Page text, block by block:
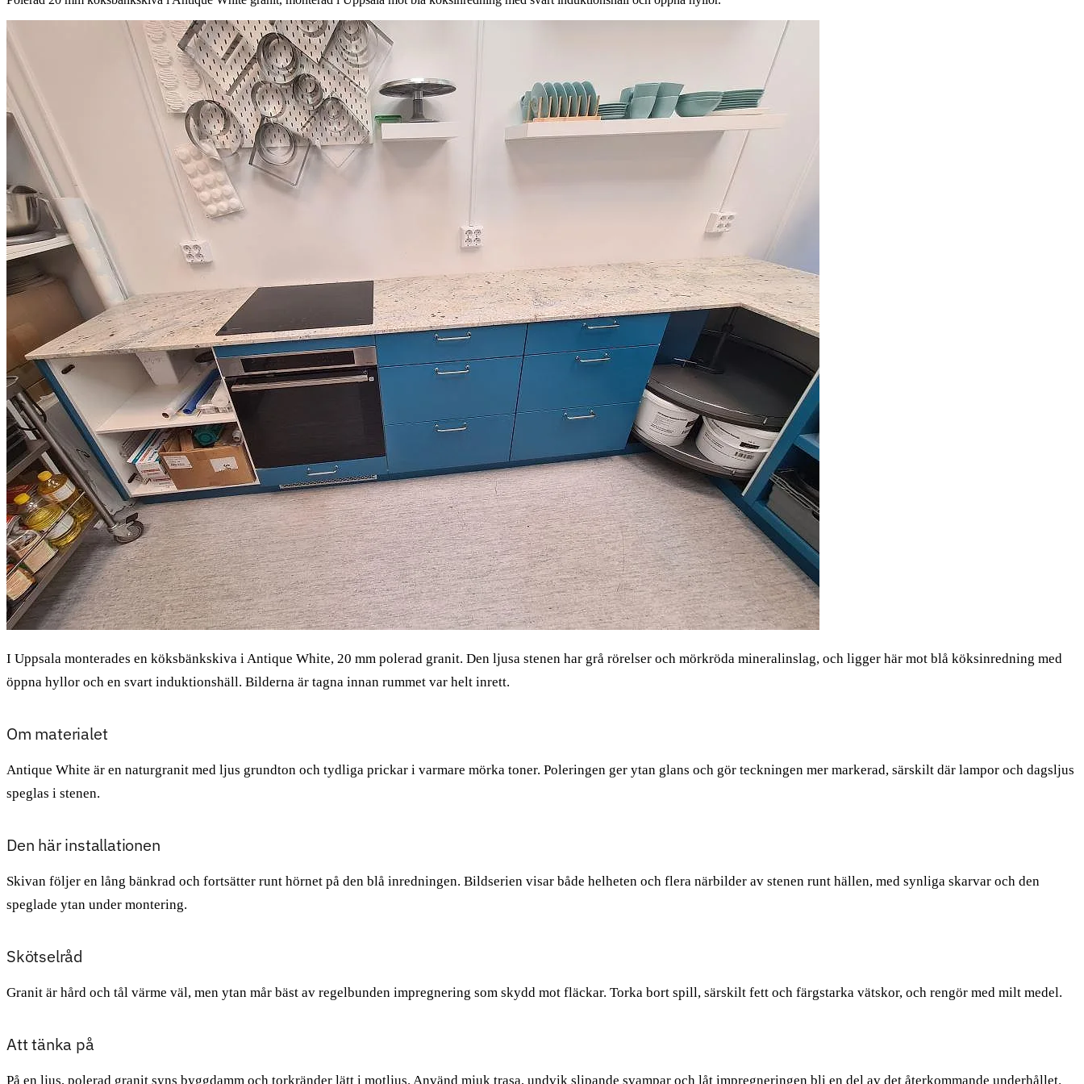
I Uppsala monterades en köksbänkskiva i Antique White, 20 mm polerad granit. Den ljusa stenen har grå rörelser och mörkröda mineralinslag, och ligger här mot blå köksinredning med
öppna hyllor och en svart induktionshäll. Bilderna är tagna innan rummet var helt inrett.
Om materialet
Antique White är en naturgranit med ljus grundton och tydliga prickar i varmare mörka toner. Poleringen ger ytan glans och gör teckningen mer markerad, särskilt där lampor och dagsljus
speglas i stenen.
Den här installationen
Skivan följer en lång bänkrad och fortsätter runt hörnet på den blå inredningen. Bildserien visar både helheten och flera närbilder av stenen runt hällen, med synliga skarvar och den
speglade ytan under montering.
Skötselråd
Granit är hård och tål värme väl, men ytan mår bäst av regelbunden impregnering som skydd mot fläckar. Torka bort spill, särskilt fett och färgstarka vätskor, och rengör med milt medel.
Att tänka på
På en ljus, polerad granit syns byggdamm och torkränder lätt i motljus. Använd mjuk trasa, undvik slipande svampar och låt impregneringen bli en del av det återkommande underhållet.